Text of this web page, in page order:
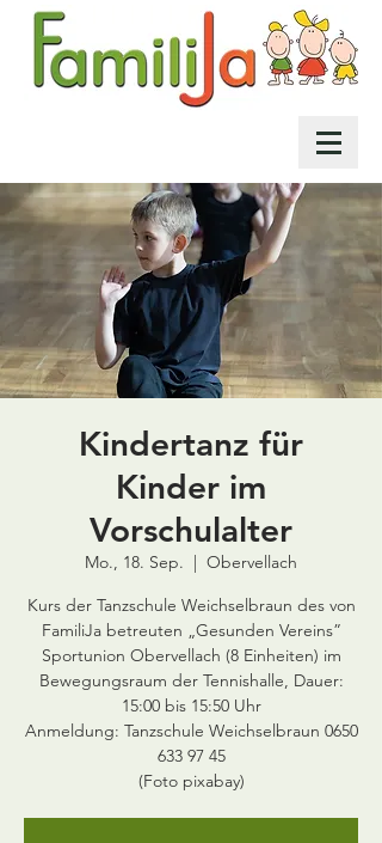
Kindertanz für
Kinder im
Vorschulalter
Mo., 18. Sep.
  |
Obervellach
Kurs der Tanzschule Weichselbraun des von
FamiliJa betreuten „Gesunden Vereins”
Sportunion Obervellach (8 Einheiten) im
Bewegungsraum der Tennishalle, Dauer:
15:00 bis 15:50 Uhr
Anmeldung: Tanzschule Weichselbraun 0650
633 97 45